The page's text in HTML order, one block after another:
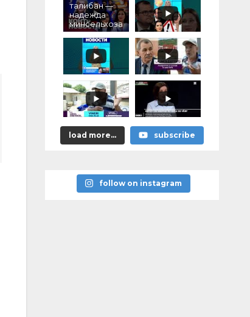
талибан —
надежда
минсельхоза
, налог на
моцареллу,
тофан в
роли
управдома
load more... subscribe
follow on instagram